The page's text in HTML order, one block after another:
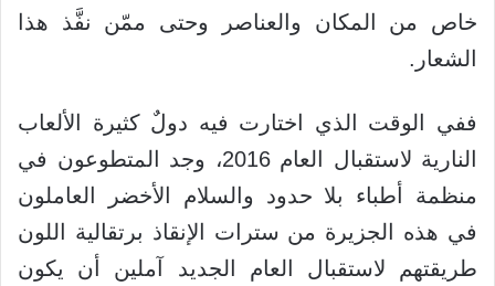
خاص من المكان والعناصر وحتى ممّن نفَّذ هذا
الشعار.
ففي الوقت الذي اختارت فيه دولٌ كثيرة الألعاب
النارية لاستقبال العام 2016، وجد المتطوعون في
منظمة أطباء بلا حدود والسلام الأخضر العاملون
في هذه الجزيرة من سترات الإنقاذ برتقالية اللون
طريقتهم لاستقبال العام الجديد آملين أن يكون